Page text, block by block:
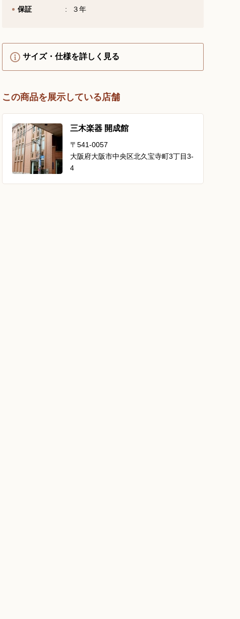
ピアノ弾き比べ、過去のコン
サートなど動画で発信中！
サイトマップ 個人情報の取り扱い
保証 ３年
サイズ・仕様を詳しく見る
この商品を展示している店舗
三木楽器 開成館
〒541-0057
大阪府大阪市中央区北久宝寺町3丁目3-
4